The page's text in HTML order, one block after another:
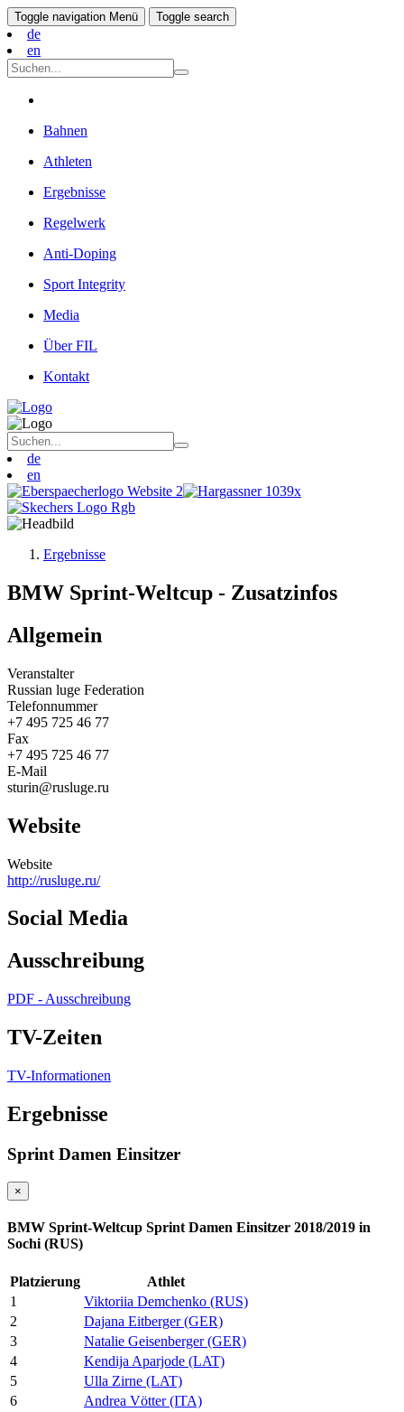
Toggle navigation Menü Toggle search
de
en
Bahnen
Athleten
Ergebnisse
Regelwerk
Anti-Doping
Sport Integrity
Media
Über FIL
Kontakt
de
en
Ergebnisse
BMW Sprint-Weltcup - Zusatzinfos
Allgemein
Veranstalter
Russian luge Federation
Telefonnummer
+7 495 725 46 77
Fax
+7 495 725 46 77
E-Mail
sturin@rusluge.ru
Website
Website
http://rusluge.ru/
Social Media
Ausschreibung
PDF - Ausschreibung
TV-Zeiten
TV-Informationen
Ergebnisse
Sprint Damen Einsitzer
×
BMW Sprint-Weltcup Sprint Damen Einsitzer 2018/2019 in
Sochi (RUS)
Platzierung
Athlet
1
Viktoriia Demchenko (RUS)
2
Dajana Eitberger (GER)
3
Natalie Geisenberger (GER)
4
Kendija Aparjode (LAT)
5
Ulla Zirne (LAT)
6
Andrea Vötter (ITA)